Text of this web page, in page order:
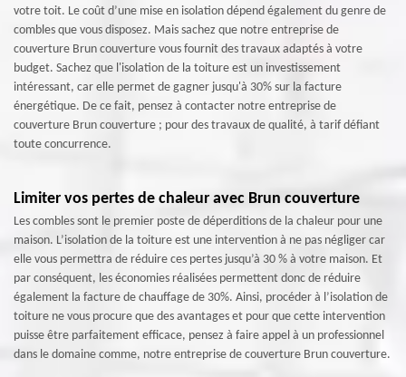
votre toit. Le coût d’une mise en isolation dépend également du genre de
combles que vous disposez. Mais sachez que notre entreprise de
couverture Brun couverture vous fournit des travaux adaptés à votre
budget. Sachez que l'isolation de la toiture est un investissement
intéressant, car elle permet de gagner jusqu'à 30% sur la facture
énergétique. De ce fait, pensez à contacter notre entreprise de
couverture Brun couverture ; pour des travaux de qualité, à tarif défiant
toute concurrence.
Limiter vos pertes de chaleur avec Brun couverture
Les combles sont le premier poste de déperditions de la chaleur pour une
maison. L’isolation de la toiture est une intervention à ne pas négliger car
elle vous permettra de réduire ces pertes jusqu’à 30 % à votre maison. Et
par conséquent, les économies réalisées permettent donc de réduire
également la facture de chauffage de 30%. Ainsi, procéder à l’isolation de
toiture ne vous procure que des avantages et pour que cette intervention
puisse être parfaitement efficace, pensez à faire appel à un professionnel
dans le domaine comme, notre entreprise de couverture Brun couverture.